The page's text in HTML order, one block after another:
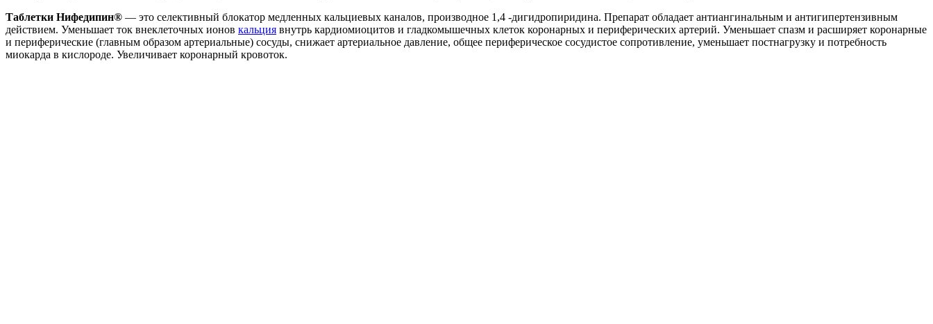
Таблетки Нифедипин® — это селективный блокатор медленных кальциевых каналов, производное 1,4 -дигидропиридина. Препарат обладает антиангинальным и антигипертензивным
действием. Уменьшает ток внеклеточных ионов кальция внутрь кардиомиоцитов и гладкомышечных клеток коронарных и периферических артерий. Уменьшает спазм и расширяет коронарные
и периферические (главным образом артериальные) сосуды, снижает артериальное давление, общее периферическое сосудистое сопротивление, уменьшает постнагрузку и потребность
миокарда в кислороде. Увеличивает коронарный кровоток.